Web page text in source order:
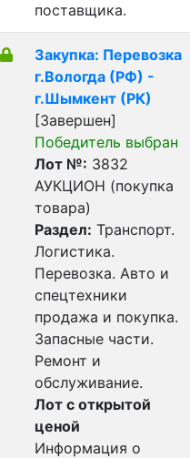
поставщика.
Закупка: Перевозка
г.Вологда (РФ) -
г.Шымкент (РК)
[Завершен]
Победитель выбран
Лот №: 3832
АУКЦИОН (покупка
товара)
Раздел: Транспорт.
Логистика.
Перевозка. Авто и
спецтехники
продажа и покупка.
Запасные части.
Ремонт и
обслуживание.
Лот с открытой
ценой
Информация о